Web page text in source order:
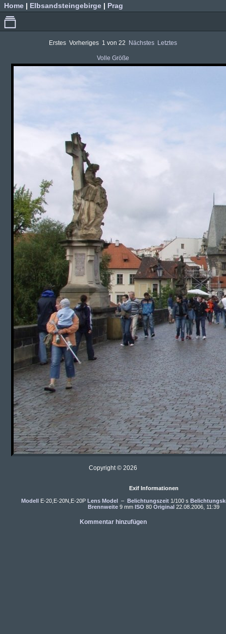
Home Elbsandsteingebirge Prag
Erstes Vorheriges 1 von 22 Nächstes Letztes
Volle Größe
Copyright © 2026
Exif Informationen
Modell E-20,E-20N,E-20P Lens Model – Belichtungszeit 1/100 s
Brennweite 9 mm ISO 80 Original 22.08.2006, 11:39
Kommentar hinzufügen